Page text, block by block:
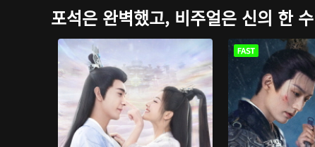
포석은 완벽했고, 비주얼은 신의 한 수